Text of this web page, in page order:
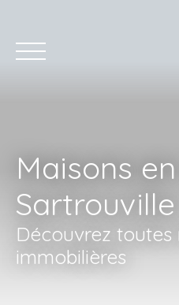
Accueil Acheter Louer
Maisons
Découvrez
immobilières